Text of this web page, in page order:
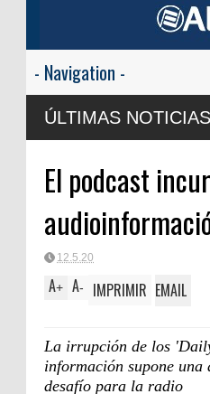
ÚLTIMAS NOTICIAS
Yolanda Valencia y Frank Blanco
El podcast
12.5.20
A+ A- IMPRIMIR EMAIL
La irrupción de los
información supone una
desafío para la radio